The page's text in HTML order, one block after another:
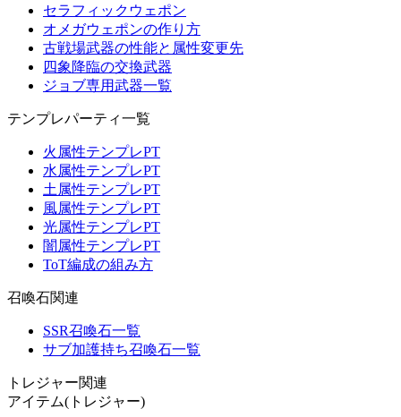
セラフィックウェポン
オメガウェポンの作り方
古戦場武器の性能と属性変更先
四象降臨の交換武器
ジョブ専用武器一覧
テンプレパーティ一覧
火属性テンプレPT
水属性テンプレPT
土属性テンプレPT
風属性テンプレPT
光属性テンプレPT
闇属性テンプレPT
ToT編成の組み方
召喚石関連
SSR召喚石一覧
サブ加護持ち召喚石一覧
トレジャー関連
アイテム(トレジャー)